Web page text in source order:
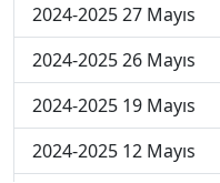
2024-2025 27 Mayıs
2024-2025 26 Mayıs
2024-2025 19 Mayıs
2024-2025 12 Mayıs